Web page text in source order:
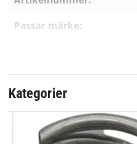
Passar märke:
Kategorier